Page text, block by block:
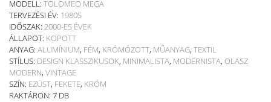
MODELL: TOLOMEO MEGA
TERVEZÉSI ÉV: 1980S
IDŐSZAK: 2000-ES ÉVEK
ÁLLAPOT: KOPOTT
ANYAG: ALUMÍNIUM, FÉM, KRÓMÓZOTT, MŰANYAG, TEXTIL
STÍLUS: DESIGN KLASSZIKUSOK, MINIMALISTA, MODERNISTA, OLASZ
MODERN, VINTAGE
SZÍN: EZÜST, FEKETE, KRÓM
RAKTÁRON: 7 DB